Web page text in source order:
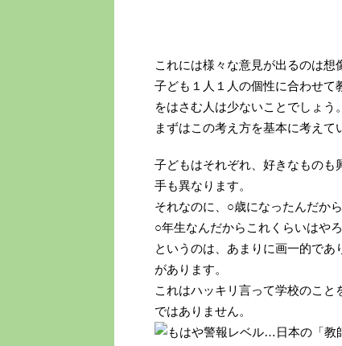
これには様々な意見が出るのは想
子ども１人１人の個性に合わせ
をはさむ人は少ないことでしょう。
まずはこの考え方を基本に考えて
子どもはそれぞれ、好きなもの
手も異なります。
それなのに、○歳になったんだか
○年生なんだからこれくらいはや
というのは、あまりに画一的で
があります。
これはハッキリ言って学校のこ
ではありません。